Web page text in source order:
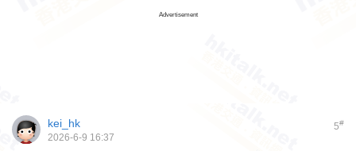
Advertisement
5#
kei_hk
2026-6-9 16:37